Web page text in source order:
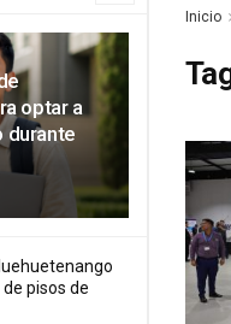
optar a
durante
pisos de
Inicio